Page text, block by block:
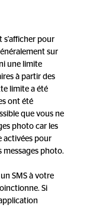
s'afficher pour
sur
une limite
à partir des
limite a été
ont été
que vous ne
photo car les
activées pour
messages photo.
SMS à votre
Si